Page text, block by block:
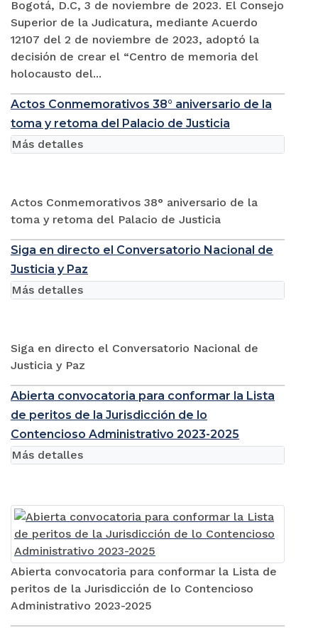
Bogotá, D.C, 3 de noviembre de 2023. El Consejo
Superior de la Judicatura, mediante Acuerdo
12107 del 2 de noviembre de 2023, adoptó la
decisión de crear el “Centro de memoria del
holocausto del...
Actos Conmemorativos 38° aniversario de la
toma y retoma del Palacio de Justicia
Actos Conmemorativos 38° aniversario de la
toma y retoma del Palacio de Justicia
Más detalles
Siga en directo el Conversatorio Nacional de
Justicia y Paz
Siga en directo el Conversatorio Nacional de
Justicia y Paz
Más detalles
Abierta convocatoria para conformar la Lista
de peritos de la Jurisdicción de lo
Contencioso Administrativo 2023-2025
Abierta convocatoria para conformar la Lista de
peritos de la Jurisdicción de lo Contencioso
Administrativo 2023-2025
Más detalles